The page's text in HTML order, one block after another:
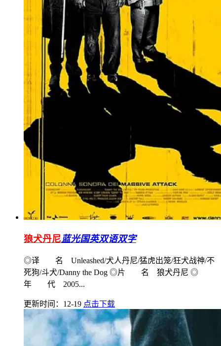
狼犬丹尼蓝光国英双语双字
◎译 名 Unleashed/犬人丹尼/猛虎出笼/狂犬战神/不
死狗/斗犬/Danny the Dog ◎片 名 狼犬丹尼 ◎
年 代 2005...
更新时间：12-19 点击下载